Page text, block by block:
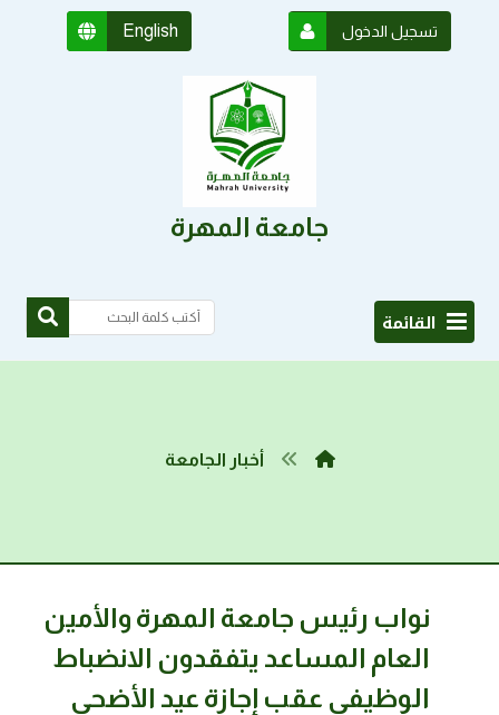
English تسجيل الدخول
جامعة المهرة
القائمة
أخبار الجامعة
نواب رئيس جامعة المهرة والأمين
العام المساعد يتفقدون الانضباط
الوظيفي عقب إجازة عيد الأضحى